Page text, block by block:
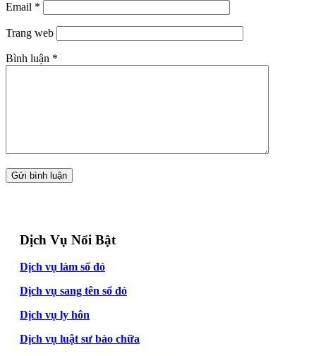
Email *
Trang web
Bình luận *
Dịch Vụ Nổi Bật
Dịch vụ làm sổ đỏ
Dịch vụ sang tên sổ đỏ
Dịch vụ ly hôn
Dịch vụ luật sư bào chữa